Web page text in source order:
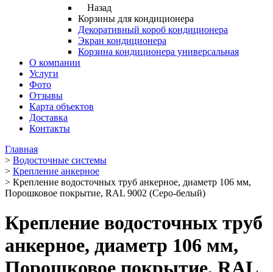
Назад
Корзины для кондиционера
Декоративный короб кондиционера
Экран кондиционера
Корзина кондиционера универсальная
О компании
Услуги
Фото
Отзывы
Карта объектов
Доставка
Контакты
Главная
> Водосточные системы
> Крепление анкерное
> Крепление водосточных труб анкерное, диаметр 106 мм,
Порошковое покрытие, RAL 9002 (Серо-белый)
Крепление водосточных труб
анкерное, диаметр 106 мм,